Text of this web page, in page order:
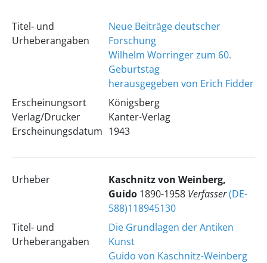
Titel- und
Urheberangaben
Neue Beiträge deutscher
Forschung
Wilhelm Worringer zum 60.
Geburtstag
herausgegeben von Erich Fidder
Erscheinungsort
Verlag/Drucker
Erscheinungsdatum
Königsberg
Kanter-Verlag
1943
Urheber
Kaschnitz von Weinberg,
Guido 1890-1958 Verfasser(DE-
588)118945130
Titel- und
Urheberangaben
Die Grundlagen der Antiken
Kunst
Guido von Kaschnitz-Weinberg